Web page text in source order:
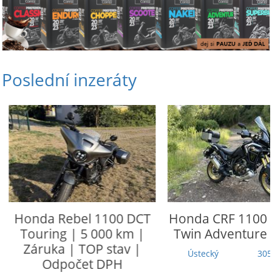
Poslední inzeráty
HondaRebel 1100 DCT
Touring | 5 000 km |
Záruka | TOP stav |
Odpočet DPH
HondaCRF 1100
Twin Adventure
Ústecký